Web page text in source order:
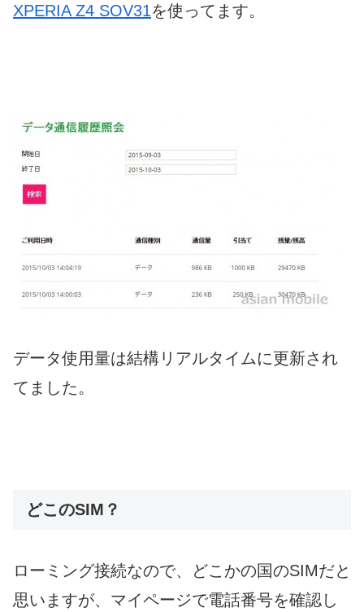
XPERIA Z4 SOV31を使ってます。
データ使用量は結構リアルタイムに更新され
てました。
どこのSIM？
ローミング接続なので、どこかの国のSIMだと
思いますが、マイページで電話番号を確認し